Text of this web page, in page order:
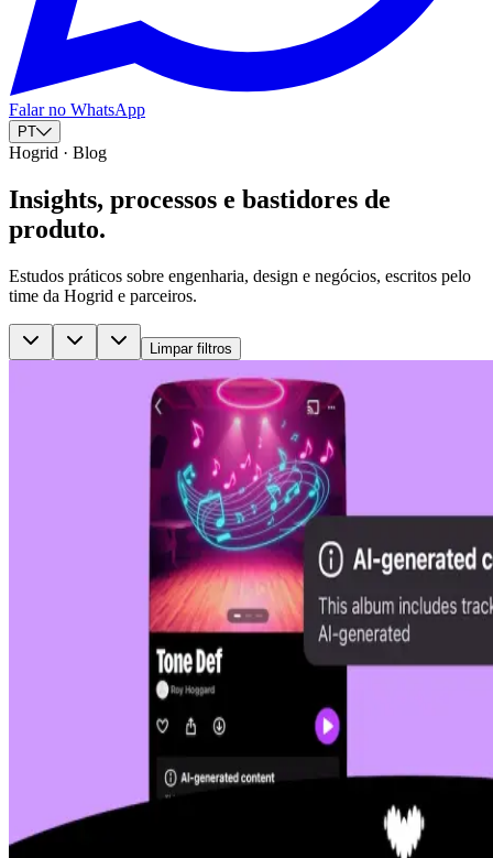
Falar no WhatsApp
PT
Hogrid · Blog
Insights, processos e bastidores de
produto.
Estudos práticos sobre engenharia, design e negócios, escritos pelo
time da Hogrid e parceiros.
Limpar filtros